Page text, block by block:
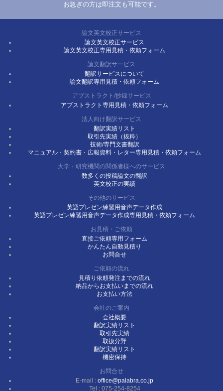
お急ぎの方は即注文も可能です。
論文英文校正サービス
論文英文校正サービス
論文英文校正専用見積・依頼フォーム
論文翻訳サービス
翻訳サービスについて
論文翻訳専用見積・依頼フォーム
アブストラクト/抄録サービス
アブストラクト専用見積・依頼フォーム
法人向け翻訳サービス
翻訳実績リスト
取引先実績（抜粋）
技術/専門文書翻訳
マニュアル・契約書・広報資料・レター専用見積・依頼フォーム
大学・研究機関の関係者様へのサービス
数多くの投稿論文の翻訳
英文校正の実績
その他のサービス
英語プレゼン練習用音声データ作成
英語プレゼン練習用音声データ作成専用見積・依頼フォーム
お見積・ご依頼
直接ご依頼専用フォーム
かんたん自動見積り
お問合せ
ご依頼の流れ
見積り依頼発注までの流れ
納品からお支払いまでの流れ
お支払い方法
会社のご案内
会社概要
翻訳実績リスト
取引先実績
取扱分野
翻訳実績リスト
機密保持
お問合せ
E-mail : office@palabra.co.jp
Tel : 075-254-8254